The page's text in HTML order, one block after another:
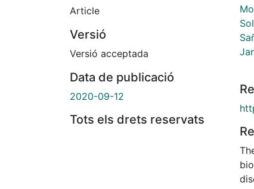
Article
Versió
Versió acceptada
Data de publicació
2020-09-12
Tots els drets reservats